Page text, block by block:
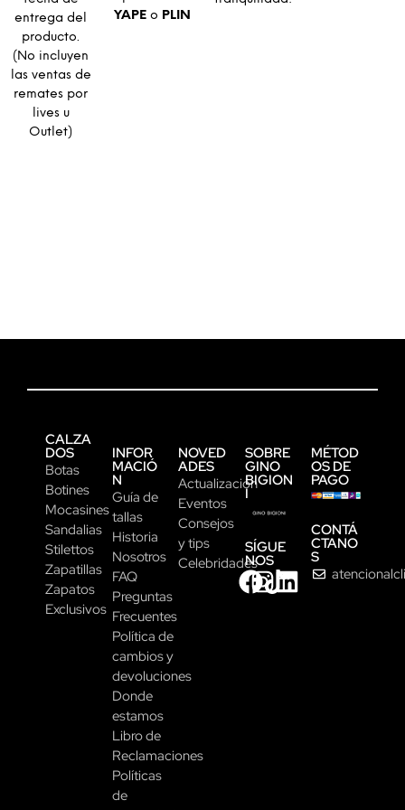
entrega del
producto.
(No incluyen
las ventas de
remates por
lives u
Outlet)
YAPEo PLIN
CALZA
DOS
Botas
Botines
Mocasines
Sandalias
Stilettos
Zapatillas
Zapatos
Exclusivos
INFOR
MACIÓ
N
Guía de
tallas
Historia
Nosotros
FAQ
Preguntas
Frecuentes
Política de
cambios y
devoluciones
Donde
estamos
Libro de
Reclamaciones
Políticas
de
NOVED
ADES
Actualización
Eventos
Consejos
y tips
Celebridades
SOBRE
GINO
BIGION
I
SÍGUE
NOS
MÉTOD
OS DE
PAGO
CONTÁ
CTANO
S